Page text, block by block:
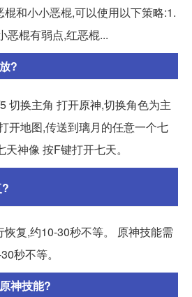
和小小恶棍,可以使用以下策略:1.
恶棍有弱点,红恶棍...
?
切换主角 打开原神,切换角色为主
开地图,传送到璃月的任意一个七
神像 按F键打开七天。
复,约10-30秒不等。 原神技能需
秒不等。
神技能?